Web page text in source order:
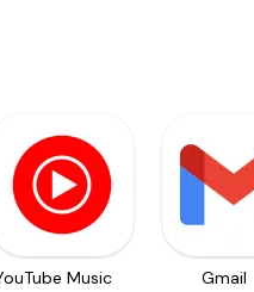
Music Gmail